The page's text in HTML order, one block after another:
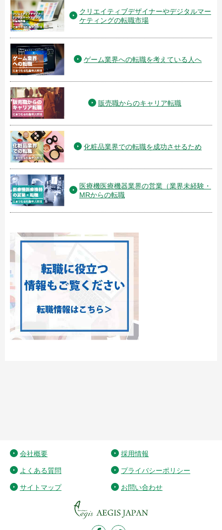
クリエイティブデザイナーやデジタルマー
ケティングの転職市場
ゲーム業界への転職を考えている人へ
販売職からのキャリア転職
化粧品業界での転職を成功させるため
医療機医療機器業界の営業（業界未経験・
MRからの転職
会社概要 採用情報
よくある質問 プライバシーポリシー
サイトマップ お問い合わせ